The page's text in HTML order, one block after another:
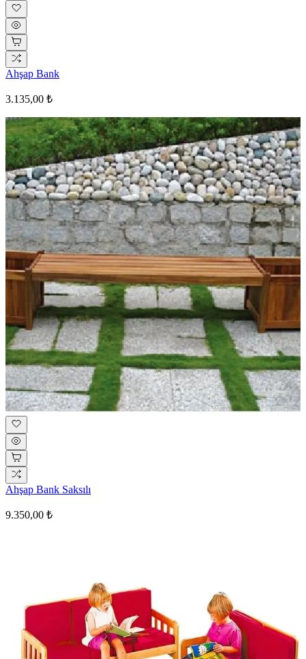
Ahşap Bank
3.135,00 ₺
Ahşap Bank Saksılı
9.350,00 ₺